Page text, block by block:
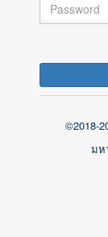
©2018-
มห
©2018 All